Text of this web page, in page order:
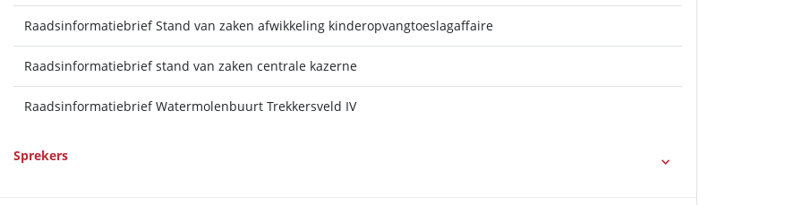
Raadsinformatiebrief Stand van zaken afwikkeling kinderopvangtoeslagaffaire
Raadsinformatiebrief stand van zaken centrale kazerne
Raadsinformatiebrief Watermolenbuurt Trekkersveld IV
Sprekers